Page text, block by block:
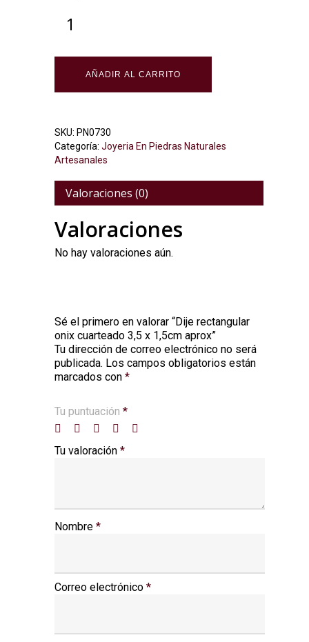
AÑADIR AL CARRITO
SKU: PN0730
Categoría: Joyeria En Piedras Naturales
Artesanales
Valoraciones (0)
Valoraciones
No hay valoraciones aún.
Sé el primero en valorar “Dije rectangular
onix cuarteado 3,5 x 1,5cm aprox”
Tu dirección de correo electrónico no será
publicada. Los campos obligatorios están
marcados con *
Tu puntuación *
Tu valoración *
Nombre *
Correo electrónico *
Alternative: